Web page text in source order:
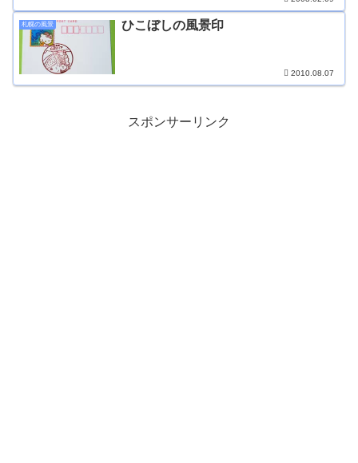
札幌の風景 ひこぼしの風景印
2010.08.07
スポンサーリンク